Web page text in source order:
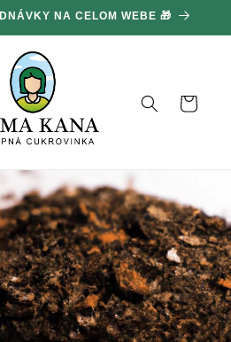
100 € NÁKUPU 🔥
Košík